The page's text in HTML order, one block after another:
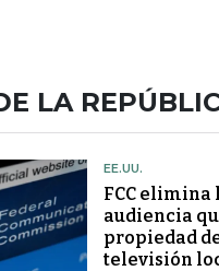
LA
EE.UU.
FCC
audiencia
propiedad
televisión